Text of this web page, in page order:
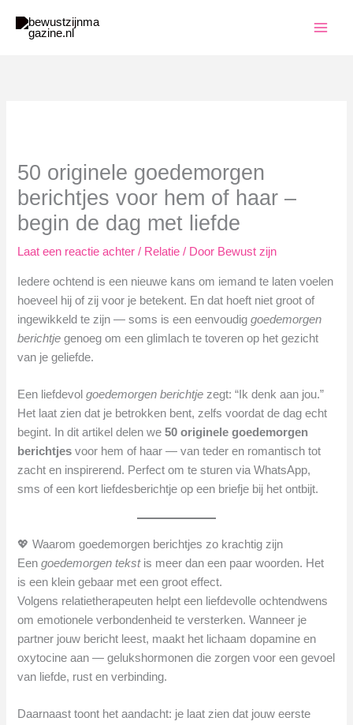
naar
50 originele goedemorgen
berichtjes voor hem of haar –
begin de dag met liefde
Laat een reactie achter / Relatie / Door Bewust zijn
Iedere ochtend is een nieuwe kans om iemand te laten voelen
hoeveel hij of zij voor je betekent. En dat hoeft niet groot of
ingewikkeld te zijn — soms is een eenvoudiggoedemorgen
berichtje genoeg om een glimlach te toveren op het gezicht
van je geliefde.
Een liefdevolgoedemorgen berichtje zegt: “Ik denk aan jou.”
Het laat zien dat je betrokken bent, zelfs voordat de dag echt
begint. In dit artikel delen we50 originele goedemorgen
berichtjes voor hem of haar — van teder en romantisch tot
zacht en inspirerend. Perfect om te sturen via WhatsApp,
sms of een kort liefdesberichtje op een briefje bij het ontbijt.
💖 Waarom goedemorgen berichtjes zo krachtig zijn
Eengoedemorgen tekstis meer dan een paar woorden. Het
is een klein gebaar met een groot effect.
Volgens relatietherapeuten helpt een liefdevolle ochtendwens
om emotionele verbondenheid te versterken. Wanneer je
partner jouw bericht leest, maakt het lichaam dopamine en
oxytocine aan — gelukshormonen die zorgen voor een gevoel
van liefde, rust en verbinding.
Daarnaast toont het aandacht: je laat zien dat jouw eerste